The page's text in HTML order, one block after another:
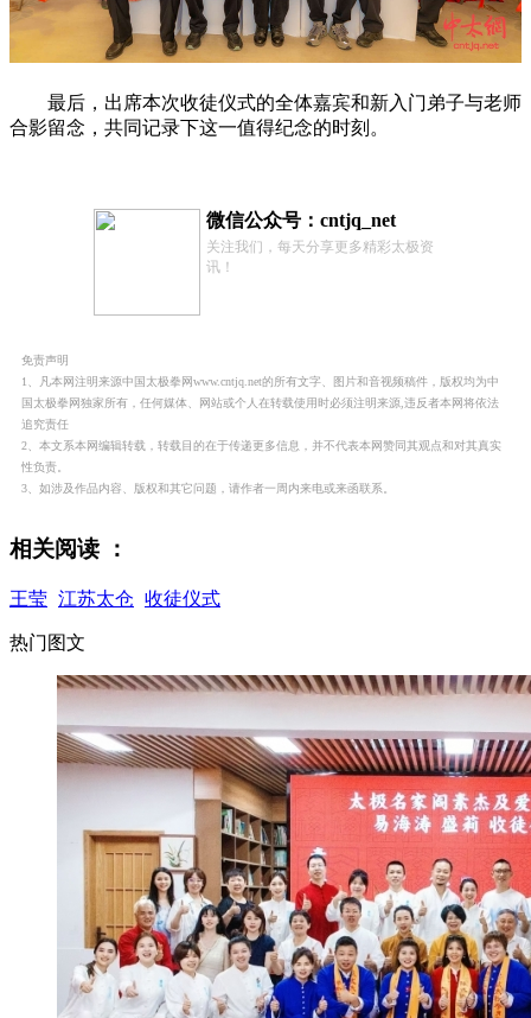
最后，出席本次收徒仪式的全体嘉宾和新入门弟子与老师
合影留念，共同记录下这一值得纪念的时刻。
微信公众号：cntjq_net
关注我们，每天分享更多精彩太极资
讯！
免责声明
1、凡本网注明来源中国太极拳网www.cntjq.net的所有文字、图片和音视频稿件，版权均为中
国太极拳网独家所有，任何媒体、网站或个人在转载使用时必须注明来源,违反者本网将依法
追究责任
2、本文系本网编辑转载，转载目的在于传递更多信息，并不代表本网赞同其观点和对其真实
性负责。
3、如涉及作品内容、版权和其它问题，请作者一周内来电或来函联系。
相关阅读 ：
王莹 江苏太仓 收徒仪式
热门图文